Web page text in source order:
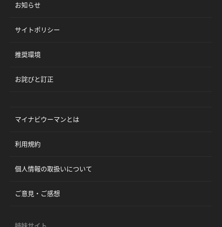
お知らせ
サイトポリシー
推奨環境
お詫びと訂正
マイナビウーマンとは
利用規約
個人情報の取扱いについて
ご意見・ご感想